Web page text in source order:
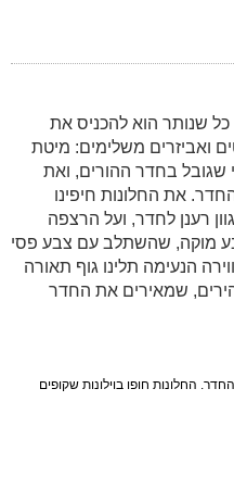
שנותר הוא להכניס את
ואביזרים משלימים: מיטת
שגובל בחדר ההורים, ואת
את החלונות חיפינו
רענן לחדר, ועל הרצפה
מוקה, שהשתלב עם צבע פסי
הנעימה תלינו גוף תאורה
שמאירים את החדר
החלונות חופו בוילונות שקופים